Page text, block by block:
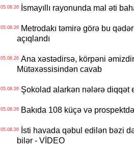
05.08.26İsmayıllı rayonunda mal əti
05.08.26Metrodakı təmirə görə bu
açıqlandı
05.08.26Ana xəstədirsə, körpəni
Mütəxəssisindən cavab
05.08.26Şokolad alarkən nələrə diqqət
05.08.26Bakıda 108 küçə və
05.08.26İsti havada qəbul edilən bəzi
bilər - VİDEO